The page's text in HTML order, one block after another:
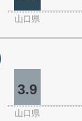
山口県
3.9
山口県